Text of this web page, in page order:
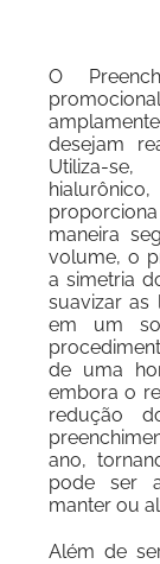
O
desejam
Utiliza-
maneira
volume, o
a simetria
suavizar as
em um
de uma
embora o
redução
ano,
pode ser
manter ou
Além de